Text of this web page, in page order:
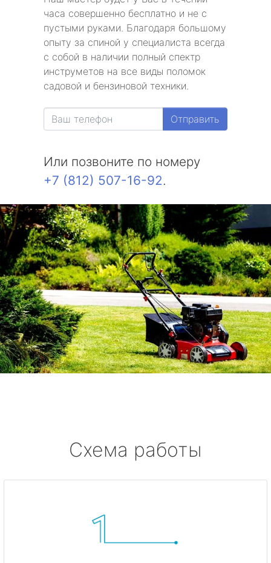
часа совершенно бесплатно и не с
пустыми руками. Благодаря большому
опыту за спиной у специалиста всегда
с собой в наличии полный спектр
инструметов на все виды поломок
садовой и бензиновой техники.
Отправить
Или позвоните по номеру
+7 (812) 507-16-92.
Схема работы